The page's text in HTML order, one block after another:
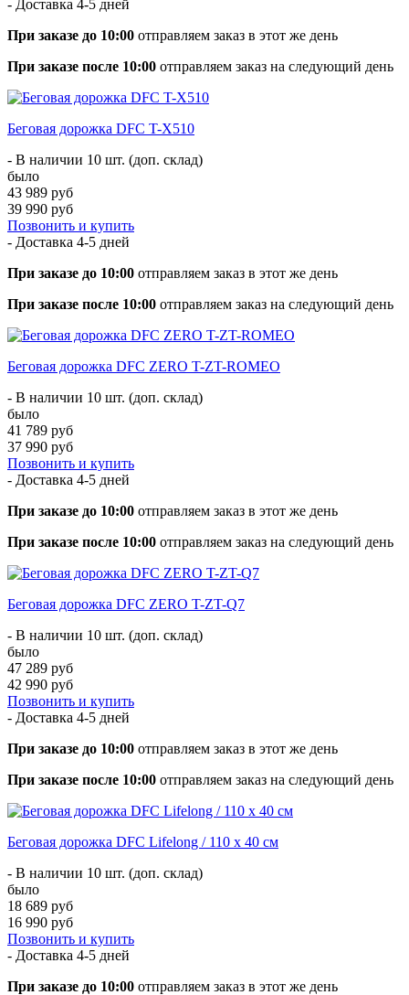
- Доставка 4-5 дней
При заказе до 10:00 отправляем заказ в этот же день
При заказе после 10:00 отправляем заказ на следующий день
Беговая дорожка DFC T-X510
- В наличии 10 шт. (доп. склад)
было
43 989 руб
39 990 руб
Позвонить и купить
- Доставка 4-5 дней
При заказе до 10:00 отправляем заказ в этот же день
При заказе после 10:00 отправляем заказ на следующий день
Беговая дорожка DFC ZERO T-ZT-ROMEO
- В наличии 10 шт. (доп. склад)
было
41 789 руб
37 990 руб
Позвонить и купить
- Доставка 4-5 дней
При заказе до 10:00 отправляем заказ в этот же день
При заказе после 10:00 отправляем заказ на следующий день
Беговая дорожка DFC ZERO T-ZT-Q7
- В наличии 10 шт. (доп. склад)
было
47 289 руб
42 990 руб
Позвонить и купить
- Доставка 4-5 дней
При заказе до 10:00 отправляем заказ в этот же день
При заказе после 10:00 отправляем заказ на следующий день
Беговая дорожка DFC Lifelong / 110 х 40 см
- В наличии 10 шт. (доп. склад)
было
18 689 руб
16 990 руб
Позвонить и купить
- Доставка 4-5 дней
При заказе до 10:00 отправляем заказ в этот же день